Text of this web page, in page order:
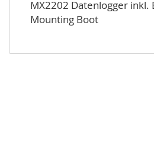
MX2202 Datenlogger inkl.
Mounting Boot